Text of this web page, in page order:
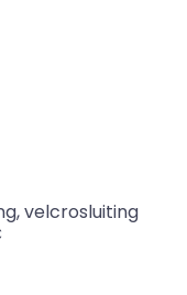
velcrosluiting